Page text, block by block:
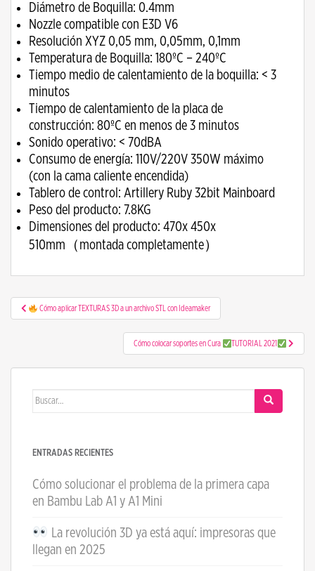
Diámetro de Boquilla: 0.4mm
Nozzle compatible con E3D V6
Resolución XYZ 0,05 mm, 0,05mm, 0,1mm
Temperatura de Boquilla: 180ºC – 240ºC
Tiempo medio de calentamiento de la boquilla: < 3
minutos
Tiempo de calentamiento de la placa de
construcción: 80ºC en menos de 3 minutos
Sonido operativo: < 70dBA
Consumo de energía: 110V/220V 350W máximo
(con la cama caliente encendida)
Tablero de control: Artillery Ruby 32bit Mainboard
Peso del producto: 7.8KG
Dimensiones del producto: 470x 450x
510mm（montada completamente）
Navegación de entradas
Cómo aplicar TEXTURAS 3D a un archivo STL con Ideamaker
Cómo colocar soportes en Cura TUTORIAL 2021
Buscar:
ENTRADAS RECIENTES
Cómo solucionar el problema de la primera capa
en Bambu Lab A1 y A1 Mini
La revolución 3D ya está aquí: impresoras que
llegan en 2025